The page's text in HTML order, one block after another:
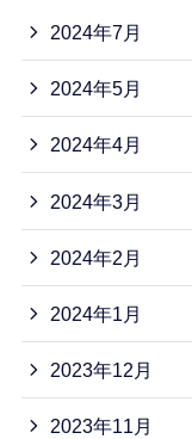
2024年7月
2024年5月
2024年4月
2024年3月
2024年2月
2024年1月
2023年12月
2023年11月